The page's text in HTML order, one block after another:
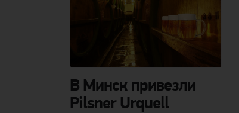
В Минск привезли
Pilsner Urquell